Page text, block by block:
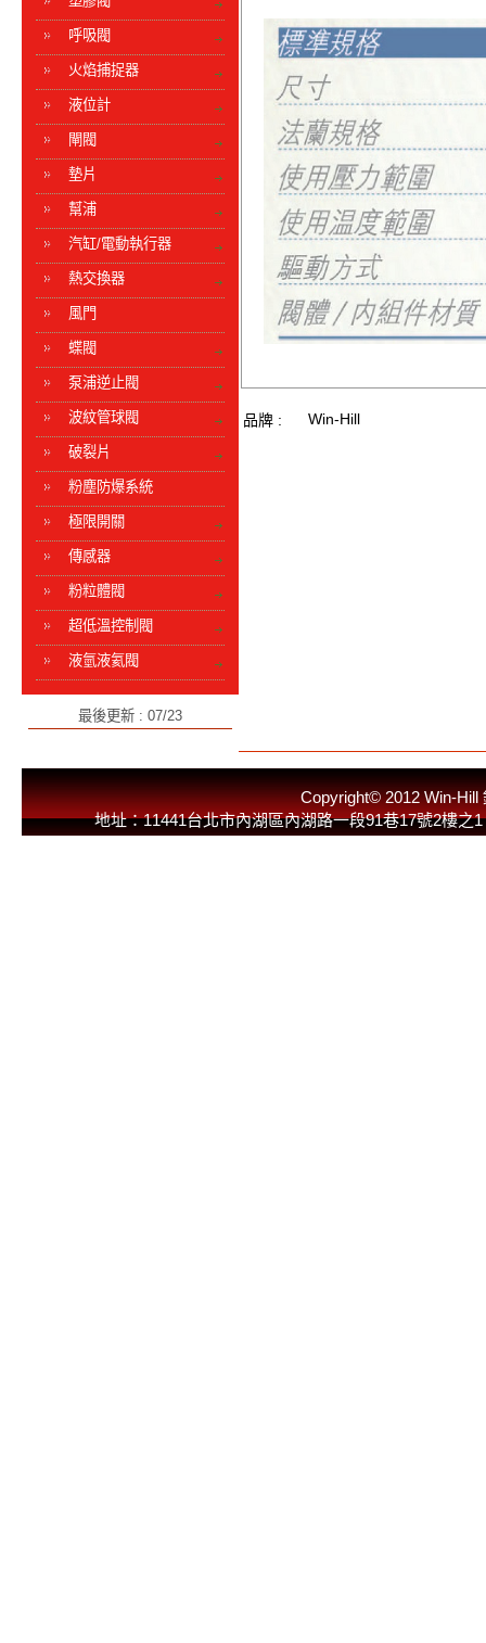
呼吸閥
火焰捕捉器
液位計
閘閥
墊片
幫浦
汽缸/電動執行器
熱交換器
風門
蝶閥
泵浦逆止閥
波紋管球閥
破裂片
粉塵防爆系統
極限開關
傳感器
粉粒體閥
超低溫控制閥
液氫液氦閥
最後更新 : 07/23
品牌 : Win-Hill
Copyright© 2012 Win-
地址：11441台北市內湖區內湖路一段91巷17號2樓